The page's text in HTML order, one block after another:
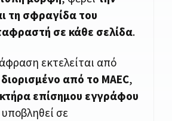
τη σφραγίδα του
σε κάθε σελίδα.
εκτελείται από
από το MAEC,
επίσημου εγγράφου
σε